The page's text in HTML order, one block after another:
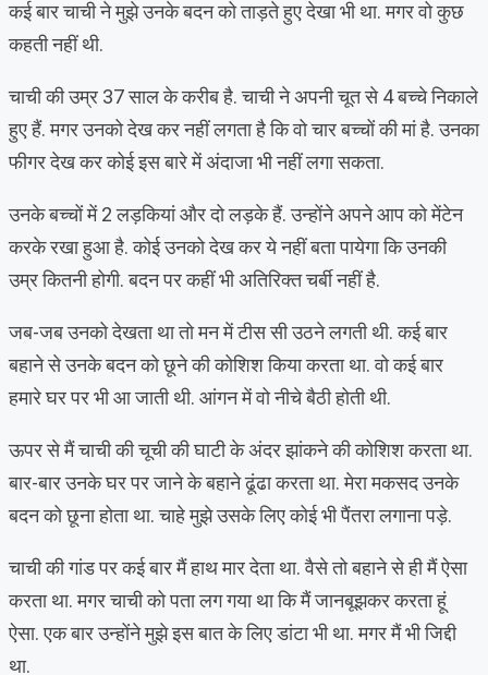
कई बार चाची ने मुझे उनके बदन को ताड़ते हुए देखा भी था. मगर वो कुछ
कहती नहीं थी.
चाची की उम्र 37 साल के करीब है. चाची ने अपनी चूत से 4 बच्चे निकाले
हुए हैं. मगर उनको देख कर नहीं लगता है कि वो चार बच्चों की मां है. उनका
फीगर देख कर कोई इस बारे में अंदाजा भी नहीं लगा सकता.
उनके बच्चों में 2 लड़कियां और दो लड़के हैं. उन्होंने अपने आप को मेंटेन
करके रखा हुआ है. कोई उनको देख कर ये नहीं बता पायेगा कि उनकी
उम्र कितनी होगी. बदन पर कहीं भी अतिरिक्त चर्बी नहीं है.
जब-जब उनको देखता था तो मन में टीस सी उठने लगती थी. कई बार
बहाने से उनके बदन को छूने की कोशिश किया करता था. वो कई बार
हमारे घर पर भी आ जाती थी. आंगन में वो नीचे बैठी होती थी.
ऊपर से मैं चाची की चूची की घाटी के अंदर झांकने की कोशिश करता था.
बार-बार उनके घर पर जाने के बहाने ढूंढा करता था. मेरा मकसद उनके
बदन को छूना होता था. चाहे मुझे उसके लिए कोई भी पैंतरा लगाना पड़े.
चाची की गांड पर कई बार मैं हाथ मार देता था. वैसे तो बहाने से ही मैं ऐसा
करता था. मगर चाची को पता लग गया था कि मैं जानबूझकर करता हूं
ऐसा. एक बार उन्होंने मुझे इस बात के लिए डांटा भी था. मगर मैं भी जिद्दी
था.